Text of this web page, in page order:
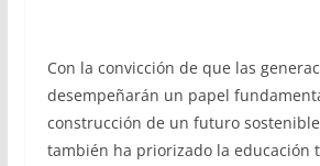
Con la convicción de que las
desempeñarán un papel
construcción de un futuro
también ha priorizado la educación